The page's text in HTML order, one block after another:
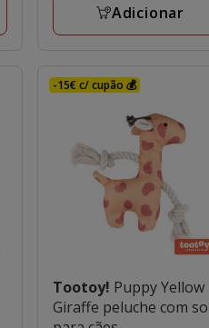
Adicionar
-15€ c/ cupão 💰
Tootoy! Puppy Yellow
Giraffe peluche com